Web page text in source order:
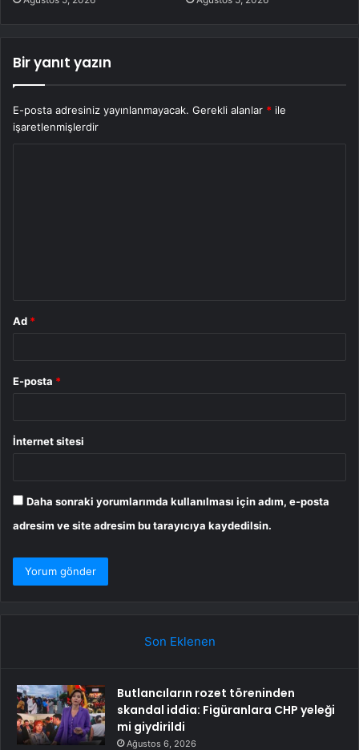
Bir yanıt yazın
E-posta adresiniz yayınlanmayacak. Gerekli alanlar * ile
işaretlenmişlerdir
Ad *
E-posta *
İnternet sitesi
Daha sonraki yorumlarımda kullanılması için adım, e-posta
adresim ve site adresim bu tarayıcıya kaydedilsin.
Son Eklenen
Butlancıların rozet töreninden
skandal iddia: Figüranlara CHP yeleği
mi giydirildi
Ağustos 6, 2026